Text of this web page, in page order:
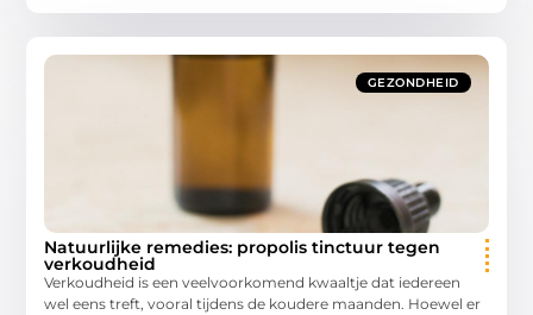
GEZONDHEID
Natuurlijke remedies: propolis tinctuur tegen
verkoudheid
Verkoudheid is een veelvoorkomend kwaaltje dat iedereen
wel eens treft, vooral tijdens de koudere maanden. Hoewel er